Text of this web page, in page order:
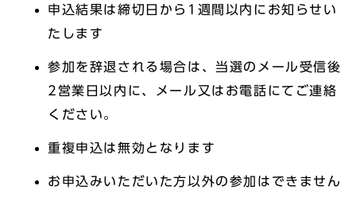
申込結果は締切日から1週間以内にお知らせい
たします
参加を辞退される場合は、当選のメール受信後
2営業日以内に、メール又はお電話にてご連絡
ください。
重複申込は無効となります
お申込みいただいた方以外の参加はできません